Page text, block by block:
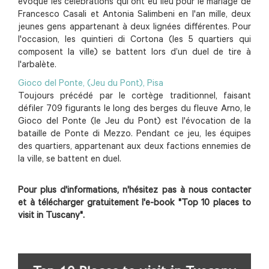
évoque les célébrations qui ont eu lieu pour le mariage de
Francesco Casali et Antonia Salimbeni en l'an mille, deux
jeunes gens appartenant à deux lignées différentes. Pour
l'occasion, les quintieri di Cortona (les 5 quartiers qui
composent la ville) se battent lors d’un duel de tire à
l'arbalète.
Gioco del Ponte, (Jeu du Pont), Pisa
Toujours précédé par le cortège traditionnel, faisant
défiler 709 figurants le long des berges du fleuve Arno, le
Gioco del Ponte (le Jeu du Pont) est l'évocation de la
bataille de Ponte di Mezzo. Pendant ce jeu, les équipes
des quartiers, appartenant aux deux factions ennemies de
la ville, se battent en duel.
Pour plus d'informations, n'hésitez pas à nous contacter
et à télécharger gratuitement l'e-book "Top 10 places to
visit in Tuscany".